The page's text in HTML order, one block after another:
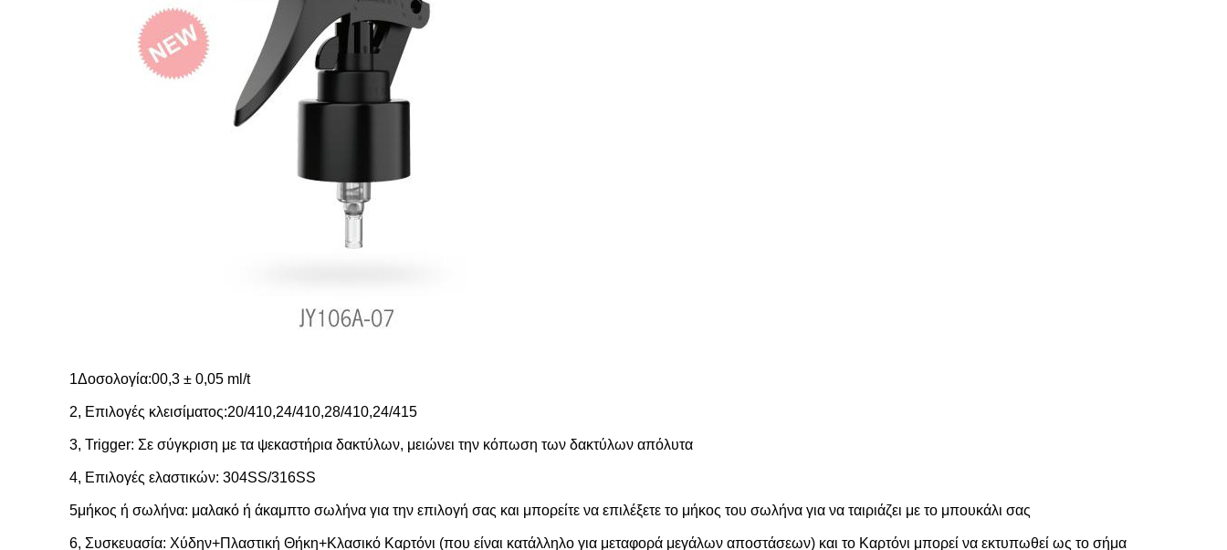
1Δοσολογία:00,3 ± 0,05 ml/t
2, Επιλογές κλεισίματος:20/410,24/410,28/410,24/415
3, Trigger: Σε σύγκριση με τα ψεκαστήρια δακτύλων, μειώνει την κόπωση των δακτύλων απόλυτα
4, Επιλογές ελαστικών: 304SS/316SS
5μήκος ή σωλήνα: μαλακό ή άκαμπτο σωλήνα για την επιλογή σας και μπορείτε να επιλέξετε το μήκος του σωλήνα για να ταιριάζει με το μπουκάλι σας
6, Συσκευασία: Χύδην+Πλαστική Θήκη+Κλασικό Καρτόνι (που είναι κατάλληλο για μεταφορά μεγάλων αποστάσεων) και το Καρτόνι μπορεί να εκτυπωθεί ως το σήμα